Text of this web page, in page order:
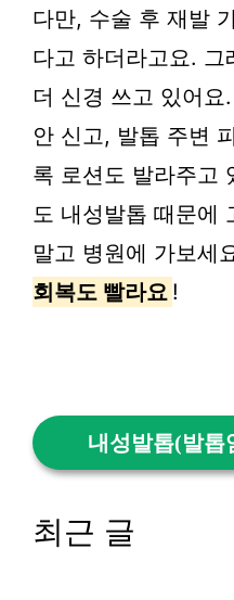
다만, 수술 후 재발
다고 하더라고요. 그
더 신경 쓰고 있어
안 신고, 발톱 주변
록 로션도 발라주고
도 내성발톱 때문에
말고 병원에 가보세
회복도 빨라요 !
내성발톱(발톱
최근 글